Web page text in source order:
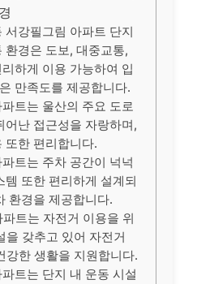
서강필그림 아파트 단지
환경은 도보, 대중교통,
하게 이용 가능하여 입
만족도를 제공합니다.
트는 울산의 주요 도로
어난 접근성을 자랑하며,
또한 편리합니다.
트는 주차 공간이 넉넉
템 또한 편리하게 설계되
환경을 제공합니다.
트는 자전거 이용을 위
을 갖추고 있어 자전거
강한 생활을 지원합니다.
트는 단지 내 운동 시설